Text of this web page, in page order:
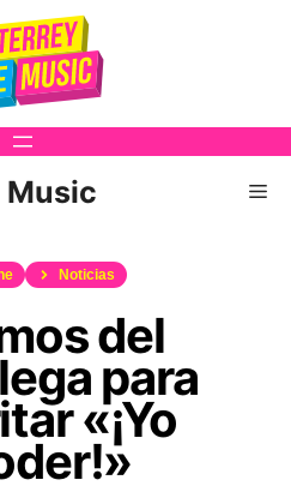
Music
Noticias
del
para
«¡Yo